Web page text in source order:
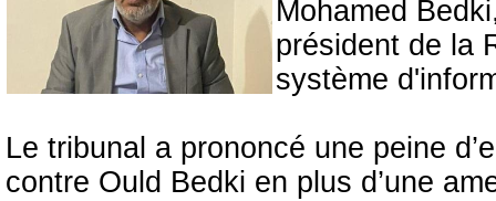
Mohamed
président de la
système
Le tribunal a prononcé une peine
contre Ould Bedki en plus d’une